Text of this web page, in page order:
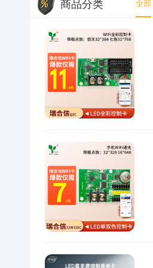
商品分类 全部